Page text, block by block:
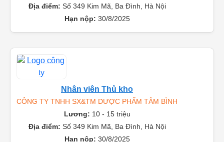
Lương:10 - 15 triệu
Số 349 Kim Mã, Ba Đình, Hà Nội
Hạn nộp:30/8/2025
Nhân viên Thủ kho
CÔNG TY TNHH SX&TM DƯỢC PHẨM TÂM BÌNH
Lương:10 - 15 triệu